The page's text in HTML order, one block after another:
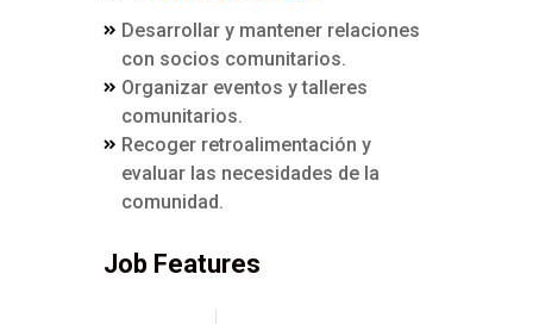
Desarrollar y mantener relaciones
con socios comunitarios.
Organizar eventos y talleres
comunitarios.
Recoger retroalimentación y
evaluar las necesidades de la
comunidad.
Job Features